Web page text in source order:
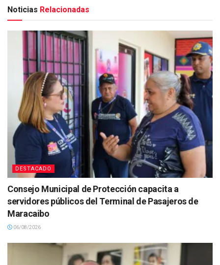
Noticias Relacionadas
DESTACADO
Consejo Municipal de Protección capacita a
servidores públicos del Terminal de Pasajeros de
Maracaibo
06/08/2026